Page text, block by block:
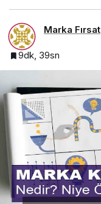
Marka Fırsat
9dk, 39sn